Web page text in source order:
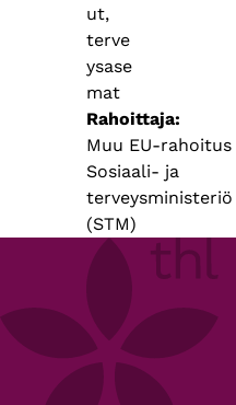
ut,
terve
ysase
mat
Rahoittaja
Muu EU-rahoitus
Sosiaali- ja
terveysministeriö
(STM)